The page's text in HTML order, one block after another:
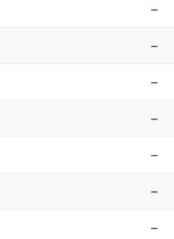
–
–
–
–
–
–
–